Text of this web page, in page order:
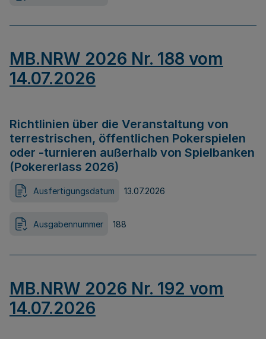
MB.NRW 2026 Nr. 188 vom
14.07.2026
Richtlinien über die Veranstaltung von
terrestrischen, öffentlichen Pokerspielen
oder -turnieren außerhalb von Spielbanken
(Pokererlass 2026)
Ausfertigungsdatum 13.07.2026
Ausgabennummer 188
MB.NRW 2026 Nr. 192 vom
14.07.2026